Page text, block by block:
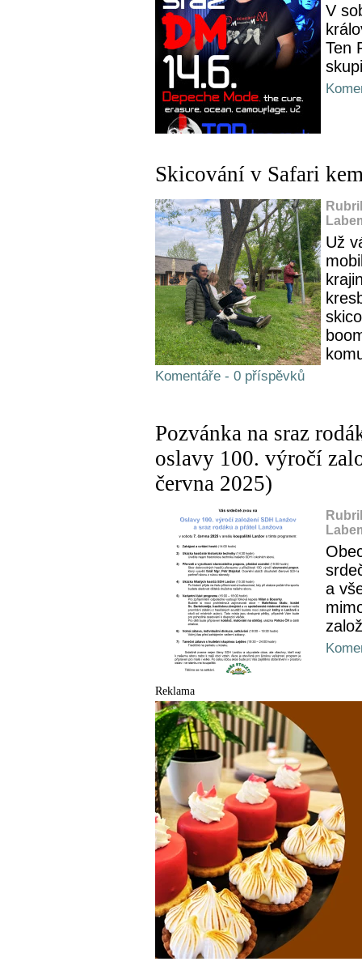
V
Ten
Skicování v Safari
Už
Komentáře - 0 příspěvků
Pozvánka na sraz
oslavy 100. výročí
června 2025)
a
Reklama